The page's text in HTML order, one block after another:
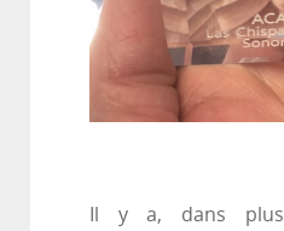
Il y a, dans